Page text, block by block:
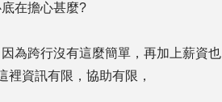
在擔心甚麼?
為跨行沒有這麼簡單，再加上薪資也
裡資訊有限，協助有限，